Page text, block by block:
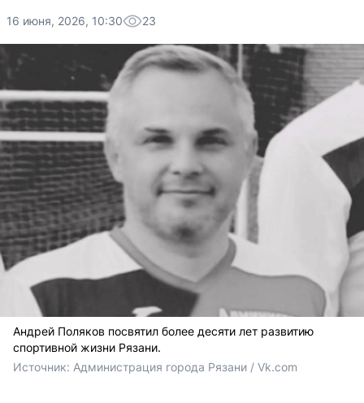
16 июня, 2026, 10:30 23
Андрей Поляков посвятил более десяти лет развитию
спортивной жизни Рязани.
Источник: Администрация города Рязани / Vk.com